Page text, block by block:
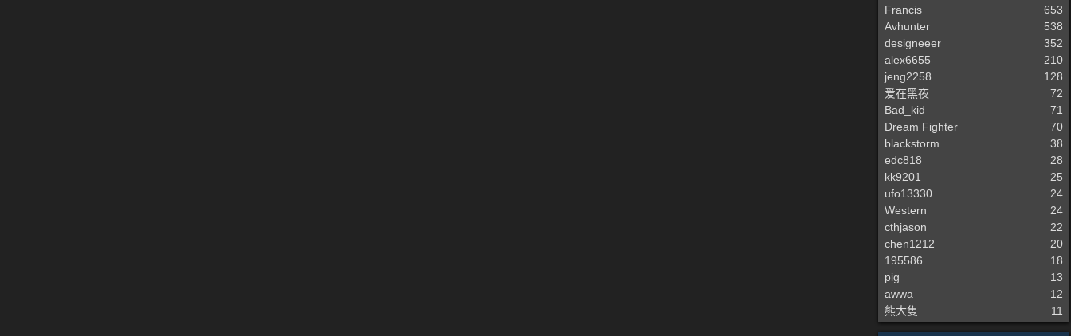
Francis
653
Avhunter
538
designeeer
352
alex6655
210
jeng2258
128
爱在黑夜
72
Bad_kid
71
Dream Fighter
70
blackstorm
38
edc818
28
kk9201
25
ufo13330
24
Western
24
cthjason
22
chen1212
20
195586
18
pig
13
awwa
12
熊大隻
11